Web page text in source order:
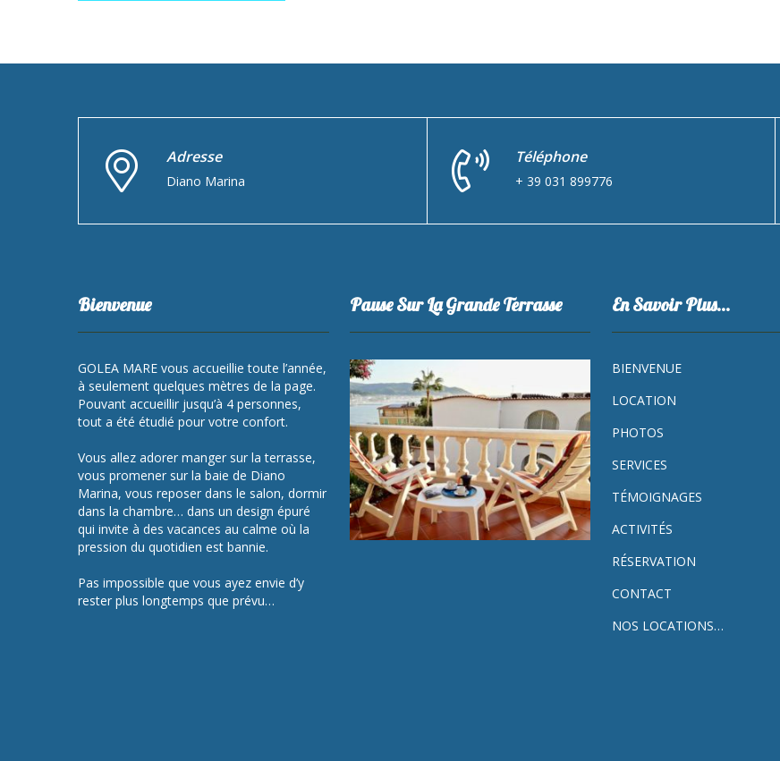
Adresse
Diano Marina
Téléphone
+ 39 031 899776
Bienvenue
GOLEA MARE vous accueillie toute l’année,
à seulement quelques mètres de la page.
Pouvant accueillir jusqu’à 4 personnes,
tout a été étudié pour votre confort.
Vous allez adorer manger sur la terrasse,
vous promener sur la baie de Diano
Marina, vous reposer dans le salon, dormir
dans la chambre… dans un design épuré
qui invite à des vacances au calme où la
pression du quotidien est bannie.
Pas impossible que vous ayez envie d’y
rester plus longtemps que prévu…
Pause Sur La Grande Terrasse En Savoir Plus…
BIENVENUE
LOCATION
PHOTOS
SERVICES
TÉMOIGNAGES
ACTIVITÉS
RÉSERVATION
CONTACT
NOS LOCATIONS…